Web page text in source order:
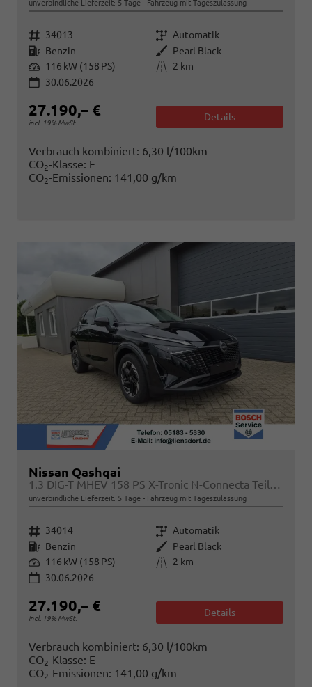
unverbindliche Lieferzeit: 5 Tage Fahrzeug mit Tageszulassung
Fahrzeugnr. 34013 Getriebe Automatik
Kraftstoff Benzin Außenfarbe Pearl Black
Leistung 116 kW (158 PS) Kilometerstand
2 km
30.06.2026
27.190,– €
incl. 19% MwSt.
Details
Verbrauch kombiniert: 6,30 l/100km
CO2-Klasse: E
CO2-Emissionen: 141,00 g/km
Nissan Qashqai
unverbindliche Lieferzeit: 5 Tage Fahrzeug mit Tageszulassung
Fahrzeugnr. 34014 Getriebe Automatik
Kraftstoff Benzin Außenfarbe Pearl Black
Leistung 116 kW (158 PS) Kilometerstand
2 km
30.06.2026
27.190,– €
incl. 19% MwSt.
Details
Verbrauch kombiniert: 6,30 l/100km
CO2-Klasse: E
CO2-Emissionen: 141,00 g/km